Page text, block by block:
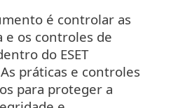
é controlar as
e os controles de
do ESET
práticas e controles
para proteger a